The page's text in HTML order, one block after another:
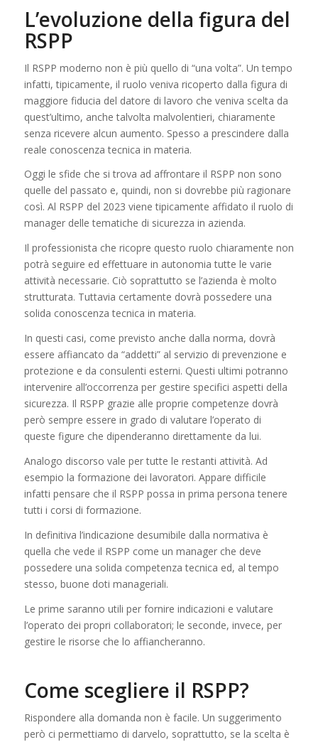
L’evoluzione della figura del
RSPP
Il RSPP moderno non è più quello di “una volta”. Un tempo
infatti, tipicamente, il ruolo veniva ricoperto dalla figura di
maggiore fiducia del datore di lavoro che veniva scelta da
quest’ultimo, anche talvolta malvolentieri, chiaramente
senza ricevere alcun aumento. Spesso a prescindere dalla
reale conoscenza tecnica in materia.
Oggi le sfide che si trova ad affrontare il RSPP non sono
quelle del passato e, quindi, non si dovrebbe più ragionare
così. Al RSPP del 2023 viene tipicamente affidato il ruolo di
manager delle tematiche di sicurezza in azienda.
Il professionista che ricopre questo ruolo chiaramente non
potrà seguire ed effettuare in autonomia tutte le varie
attività necessarie. Ciò soprattutto se l’azienda è molto
strutturata. Tuttavia certamente dovrà possedere una
solida conoscenza tecnica in materia.
In questi casi, come previsto anche dalla norma, dovrà
essere affiancato da “addetti” al servizio di prevenzione e
protezione e da consulenti esterni. Questi ultimi potranno
intervenire all’occorrenza per gestire specifici aspetti della
sicurezza. Il RSPP grazie alle proprie competenze dovrà
però sempre essere in grado di valutare l’operato di
queste figure che dipenderanno direttamente da lui.
Analogo discorso vale per tutte le restanti attività. Ad
esempio la formazione dei lavoratori. Appare difficile
infatti pensare che il RSPP possa in prima persona tenere
tutti i corsi di formazione.
In definitiva l’indicazione desumibile dalla normativa è
quella che vede il RSPP come un manager che deve
possedere una solida competenza tecnica ed, al tempo
stesso, buone doti manageriali.
Le prime saranno utili per fornire indicazioni e valutare
l’operato dei propri collaboratori; le seconde, invece, per
gestire le risorse che lo affiancheranno.
Come scegliere il RSPP?
Rispondere alla domanda non è facile. Un suggerimento
però ci permettiamo di darvelo, soprattutto, se la scelta è